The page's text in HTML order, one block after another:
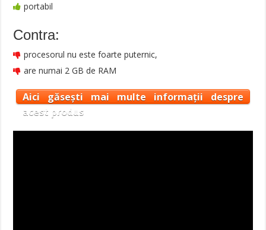
portabil
Contra:
procesorul nu este foarte puternic,
are numai 2 GB de RAM
Aici găsești mai multe informații despre
acest produs